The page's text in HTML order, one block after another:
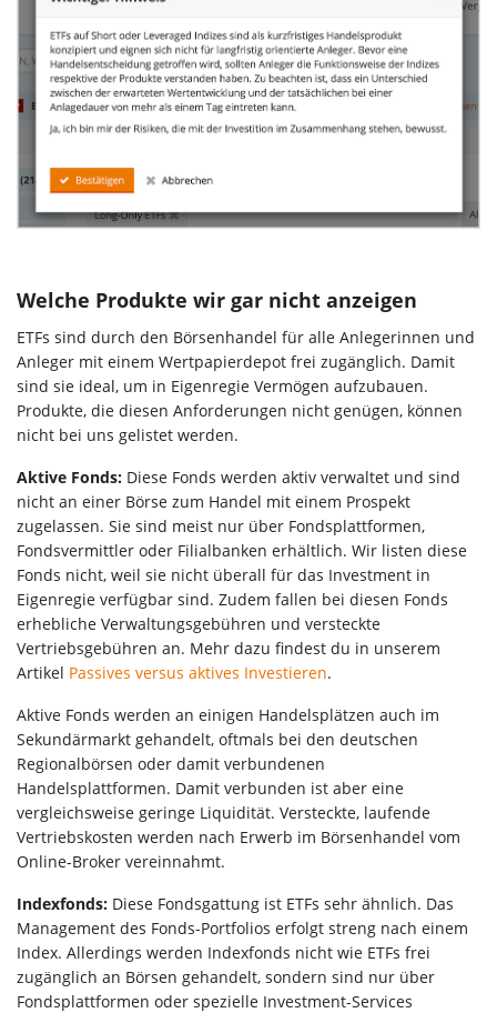
Welche Produkte wir gar nicht anzeigen
ETFs sind durch den Börsenhandel für alle Anlegerinnen und
Anleger mit einem Wertpapierdepot frei zugänglich. Damit
sind sie ideal, um in Eigenregie Vermögen aufzubauen.
Produkte, die diesen Anforderungen nicht genügen, können
nicht bei uns gelistet werden.
Aktive Fonds: Diese Fonds werden aktiv verwaltet und sind
nicht an einer Börse zum Handel mit einem Prospekt
zugelassen. Sie sind meist nur über Fondsplattformen,
Fondsvermittler oder Filialbanken erhältlich. Wir listen diese
Fonds nicht, weil sie nicht überall für das Investment in
Eigenregie verfügbar sind. Zudem fallen bei diesen Fonds
erhebliche Verwaltungsgebühren und versteckte
Vertriebsgebühren an. Mehr dazu findest du in unserem
Artikel Passives versus aktives Investieren.
Aktive Fonds werden an einigen Handelsplätzen auch im
Sekundärmarkt gehandelt, oftmals bei den deutschen
Regionalbörsen oder damit verbundenen
Handelsplattformen. Damit verbunden ist aber eine
vergleichsweise geringe Liquidität. Versteckte, laufende
Vertriebskosten werden nach Erwerb im Börsenhandel vom
Online-Broker vereinnahmt.
Indexfonds: Diese Fondsgattung ist ETFs sehr ähnlich. Das
Management des Fonds-Portfolios erfolgt streng nach einem
Index. Allerdings werden Indexfonds nicht wie ETFs frei
zugänglich an Börsen gehandelt, sondern sind nur über
Fondsplattformen oder spezielle Investment-Services